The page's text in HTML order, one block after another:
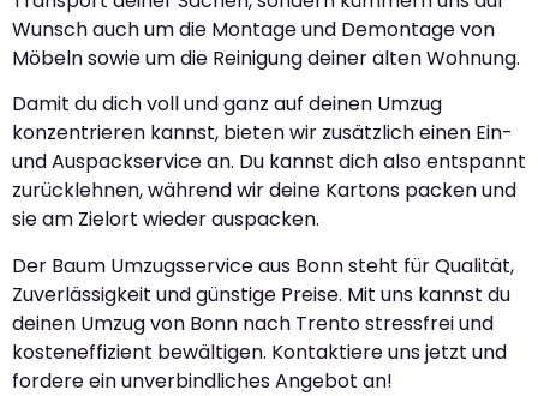
Wunsch auch um die Montage und Demontage von
Möbeln sowie um die Reinigung deiner alten Wohnung.
Damit du dich voll und ganz auf deinen Umzug
konzentrieren kannst, bieten wir zusätzlich einen Ein-
und Auspackservice an. Du kannst dich also entspannt
zurücklehnen, während wir deine Kartons packen und
sie am Zielort wieder auspacken.
Der Baum Umzugsservice aus Bonn steht für Qualität,
Zuverlässigkeit und günstige Preise. Mit uns kannst du
deinen Umzug von Bonn nach Trento stressfrei und
kosteneffizient bewältigen. Kontaktiere uns jetzt und
fordere ein unverbindliches Angebot an!